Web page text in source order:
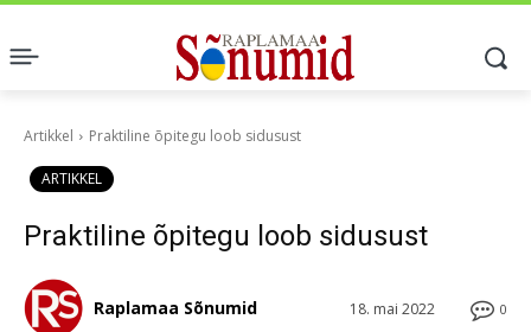
Artikkel Praktiline õpitegu loob sidusust
ARTIKKEL
Praktiline õpitegu loob sidusust
0
18. mai 2022
Raplamaa Sõnumid